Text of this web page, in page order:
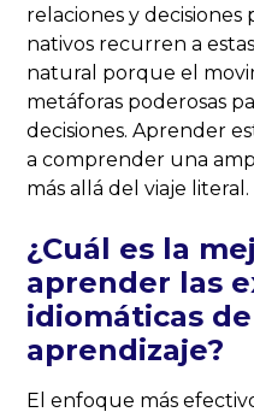
relaciones y decisiones
nativos recurren a
natural porque el
metáforas poderosas
decisiones. Aprender
a comprender una
más allá del viaje literal.
¿Cuál es la
aprender las
idiomáticas
aprendizaje?
El enfoque más